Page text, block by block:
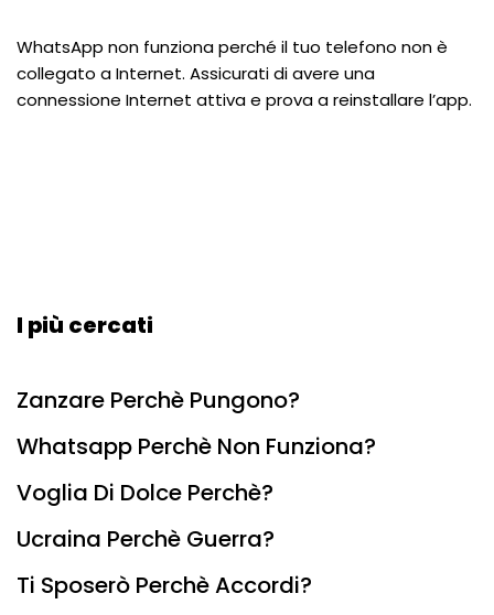
WhatsApp non funziona perché il tuo telefono non è
collegato a Internet. Assicurati di avere una
connessione Internet attiva e prova a reinstallare l’app.
I più cercati
Zanzare Perchè Pungono?
Whatsapp Perchè Non Funziona?
Voglia Di Dolce Perchè?
Ucraina Perchè Guerra?
Ti Sposerò Perchè Accordi?